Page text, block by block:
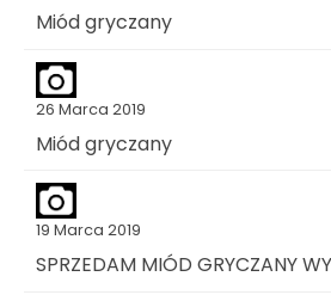
Miód gryczany
26 Marca 2019
Miód gryczany
19 Marca 2019
SPRZEDAM MIÓD GRYCZANY